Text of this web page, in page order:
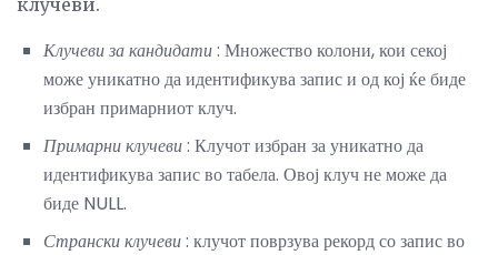
Клучеви за кандидати: Множество колони, кои секој
може уникатно да идентификува запис и од кој ќе биде
избран примарниот клуч.
Примарни клучеви: Клучот избран за уникатно да
идентификува запис во табела. Овој клуч не може да
биде NULL.
Странски клучеви: клучот поврзува рекорд со запис во